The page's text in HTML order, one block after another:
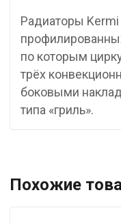
Радиаторы Kermi
по которым
трёх
боковыми
типа «гриль».
Похожие